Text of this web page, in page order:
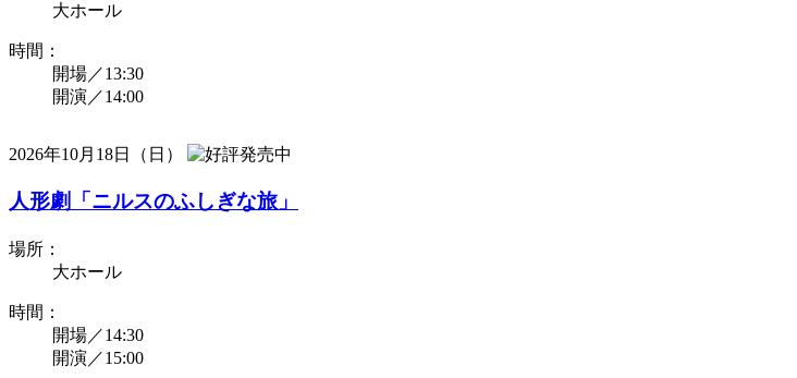
大ホール
時間：
開場／13:30
開演／14:00
2026年10月18日（日）
人形劇「ニルスのふしぎな旅」
場所：
大ホール
時間：
開場／14:30
開演／15:00